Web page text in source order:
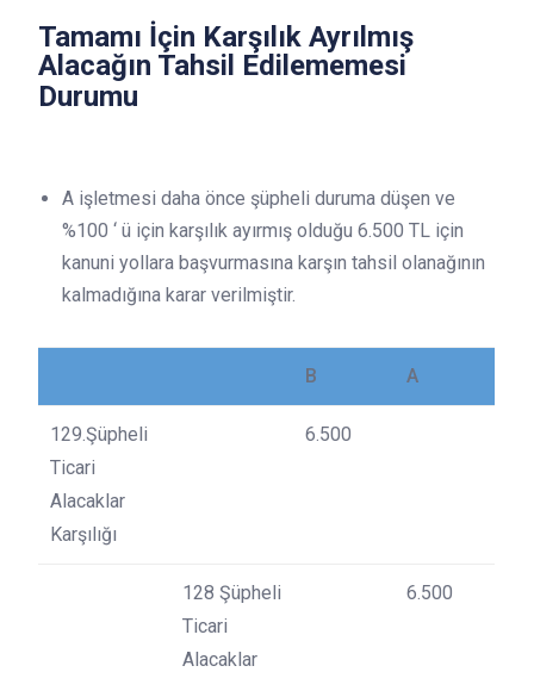
Tamamı İçin Karşılık Ayrılmış
Alacağın Tahsil Edilememesi
Durumu
A işletmesi daha önce şüpheli duruma düşen ve
%100 ‘ ü için karşılık ayırmış olduğu 6.500 TL için
kanuni yollara başvurmasına karşın tahsil olanağının
kalmadığına karar verilmiştir.
B A
129.Şüpheli
Ticari
Alacaklar
Karşılığı
6.500
128 Şüpheli
Ticari
Alacaklar
6.500